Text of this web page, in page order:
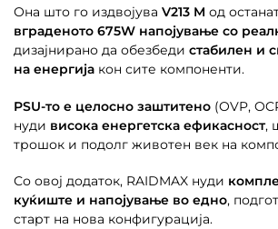
Она што го издвојува V213 M од
вграденото 675W напојување со
дизајнирано да обезбеди стабилен и
на енергија кон сите компоненти.
PSU-то е целосно заштитено (OVP,
нуди висока енергетска ефикасност,
трошок и подолг животен век на
Со овој додаток, RAIDMAX нуди
куќиште и напојување во едно,
старт на нова конфигурација.